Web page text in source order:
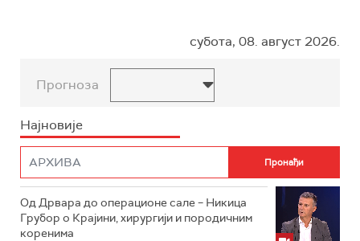
субота, 08. август 2026.
Прогноза
Најновије
Од Дрвара до операционе сале – Никица
Грубор о Крајини, хирургији и породичним
коренима